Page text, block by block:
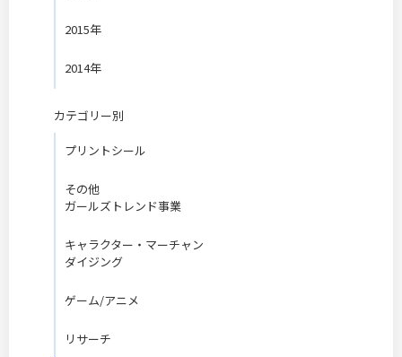
2015年
2014年
カテゴリー別
プリントシール
その他
ガールズトレンド事業
キャラクター・マーチャン
ダイジング
ゲーム/アニメ
リサーチ